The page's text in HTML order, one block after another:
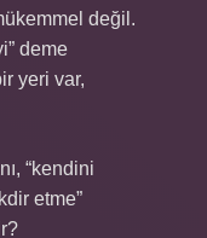
değil.
deme
yeri var,
“kendini
etme”